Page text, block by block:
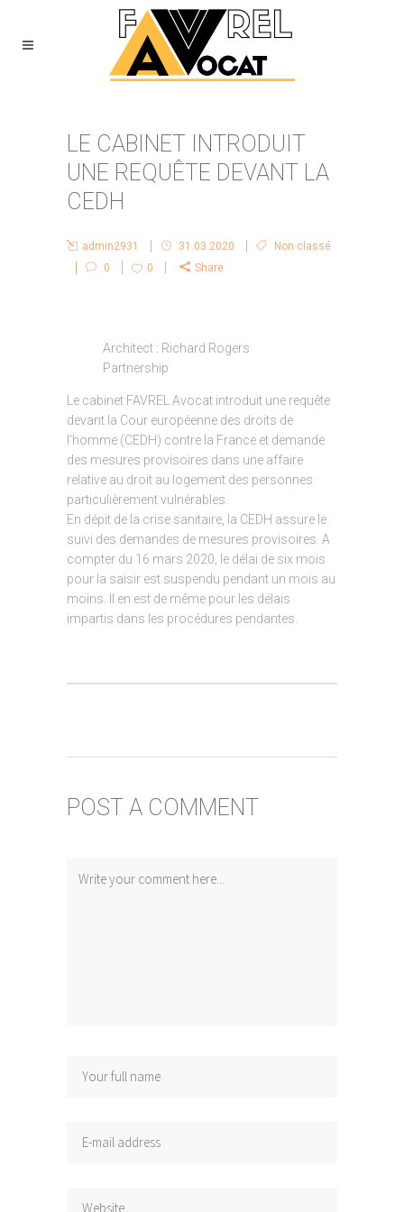
LE CABINET INTRODUIT
UNE REQUÊTE DEVANT LA
CEDH
admin2931 31.03.2020
Non classé
0
0 Share
Architect : Richard Rogers
Partnership
Le cabinet FAVREL Avocat introduit une requête
devant la Cour européenne des droits de
l’homme (CEDH) contre la France et demande
des mesures provisoires dans une affaire
relative au droit au logement des personnes
particulièrement vulnérables.
En dépit de la crise sanitaire, la CEDH assure le
suivi des demandes de mesures provisoires. A
compter du 16 mars 2020, le délai de six mois
pour la saisir est suspendu pendant un mois au
moins. Il en est de même pour les délais
impartis dans les procédures pendantes.
POST A COMMENT